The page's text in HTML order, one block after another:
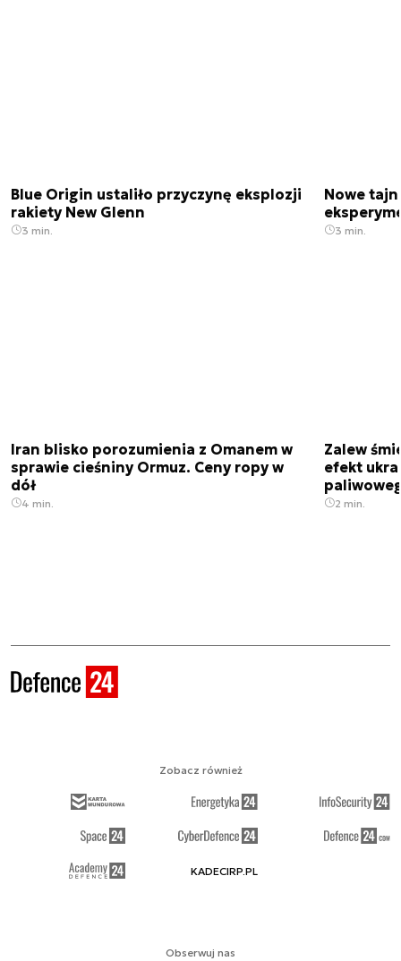
Blue Origin ustaliło przyczynę eksplozji
rakiety New Glenn
3 min.
Nowe
3 min.
Iran blisko porozumienia z Omanem w
sprawie cieśniny Ormuz. Ceny ropy w
dół
4 min.
Zalew
efekt
2 min.
Obserwuj nas
Zobacz również
KADECIRP.PL